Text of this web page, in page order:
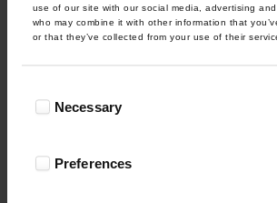
use of our site with our social media, advertising
who may combine it with other information that
or that they’ve collected from your use of their
SelectionNecessary
Preferences
4.9